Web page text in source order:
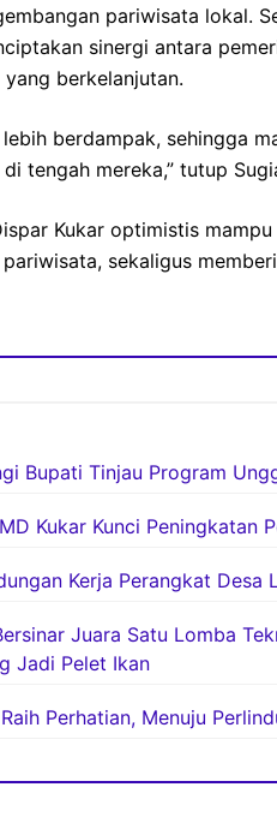
pariwisata lokal.
sinergi antara
berkelanjutan.
berdampak, sehingga
tengah mereka,” tutup
Kukar optimistis
sekaligus
Bupati Tinjau Program
Kukar Kunci Peningkatan
Kerja Perangkat Desa
Juara Satu Lomba
Jadi Pelet Ikan
Perhatian, Menuju